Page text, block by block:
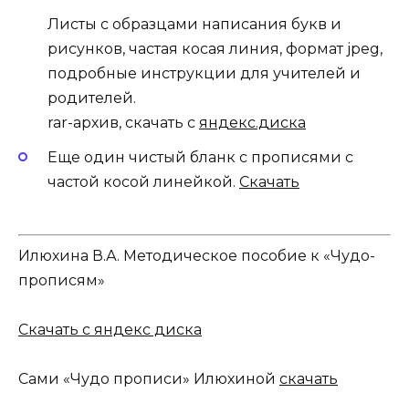
Листы с образцами написания букв и
рисунков, частая косая линия, формат jpeg,
подробные инструкции для учителей и
родителей.
rar-архив, скачать с яндекс.диска
Еще один чистый бланк с прописями с
частой косой линейкой. Скачать
Илюхина В.А. Методическое пособие к «Чудо-
прописям»
Скачать с яндекс диска
Сами «Чудо прописи» Илюхиной скачать